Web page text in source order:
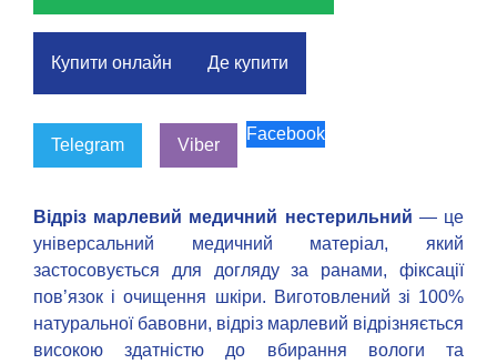
Купити онлайн Де купити
Telegram Viber
Facebook
Відріз марлевий медичний нестерильний — це
універсальний медичний матеріал, який
застосовується для догляду за ранами, фіксації
пов’язок і очищення шкіри. Виготовлений зі 100%
натуральної бавовни, відріз марлевий відрізняється
високою здатністю до вбирання вологи та